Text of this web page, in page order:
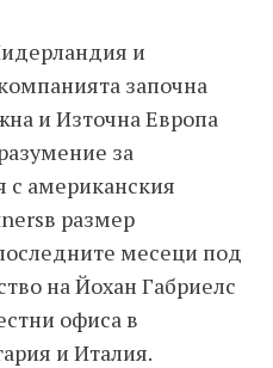
и
започна
и Източна Европа
за
с американския
в размер
месеци под
на Йохан Габриелс
офиса в
и Италия.